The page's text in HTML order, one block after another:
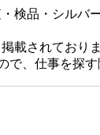
検品・シルバ
載されておりま
、仕事を探す